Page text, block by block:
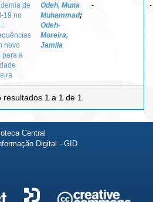
de
19 no
:
novo
para a
Odeh, Muna
Muhammad;
Odeh-
Moreira,
Jamila
- -
resultados 1 a 1 de 1
Central
Digital - GID